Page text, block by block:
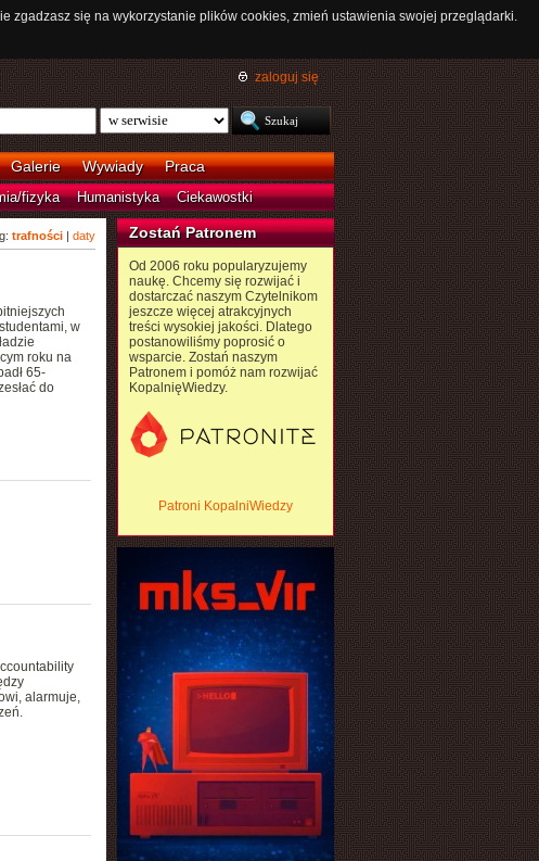
zgadzasz się na wykorzystanie plików cookies, zmień ustawienia swojej przeglądarki.
zaloguj się
Galerie Wywiady Praca
fizyka Humanistyka Ciekawostki
trafności| daty
w
roku na
65-
do
alarmuje,
Zostań Patronem
Od 2006 roku popularyzujemy
naukę. Chcemy się rozwijać i
dostarczać naszym Czytelnikom
jeszcze więcej atrakcyjnych
treści wysokiej jakości. Dlatego
postanowiliśmy poprosić o
wsparcie. Zostań naszym
Patronem i pomóż nam rozwijać
KopalnięWiedzy.
Patroni KopalniWiedzy